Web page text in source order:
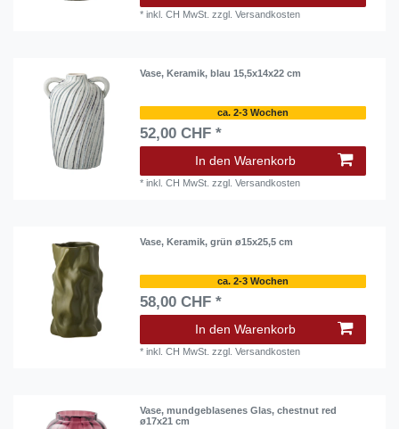
*inkl. CH MwSt. zzgl.Versandkosten
Vase, Keramik, blau 15,5x14x22 cm
ca. 2-3 Wochen
52,00 CHF *
In den Warenkorb
*inkl. CH MwSt. zzgl.Versandkosten
Vase, Keramik, grün ø15x25,5 cm
ca. 2-3 Wochen
58,00 CHF *
In den Warenkorb
*inkl. CH MwSt. zzgl.Versandkosten
Vase, mundgeblasenes Glas, chestnut red
ø17x21 cm